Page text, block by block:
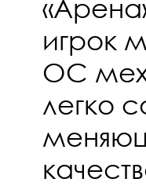
игрок
ОС
легко